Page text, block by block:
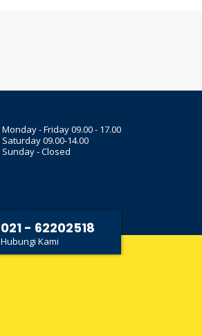
Monday - Friday 09.00 - 17.00
Saturday 09.00-14.00
Sunday - Closed
021 - 62202518
Hubungi Kami